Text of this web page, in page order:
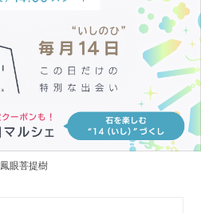
鳳眼菩提樹